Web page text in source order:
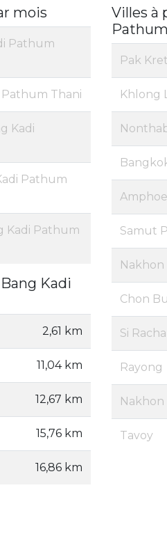
mois
Pathum
Thani
Kadi
Pathum
Kadi Pathum
Kadi
2,61 km
11,04 km
12,67 km
15,76 km
16,86 km
Villes à
Pak Kret
Khlong
Samut
Chon
Si Racha
Rayong
Nakhon
Tavoy